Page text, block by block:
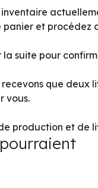
et procédez
suite pour
que deux
vous.
production et de